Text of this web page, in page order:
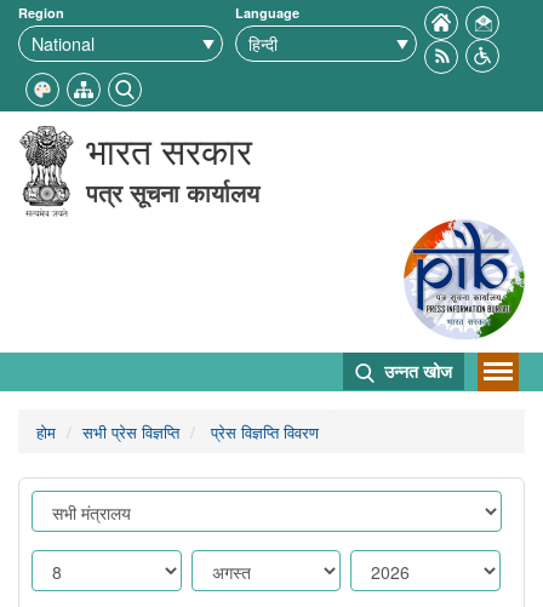
Region Language
भारत सरकार
पत्र सूचना कार्यालय
उन्नत खोज
होम सभी प्रेस विज्ञप्ति प्रेस विज्ञप्ति विवरण